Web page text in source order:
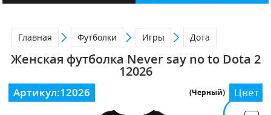
Главная Футболки Игры Дота
Женская футболка Never say no to Dota 2
12026
Цвет
(Черный)
Артикул:12026